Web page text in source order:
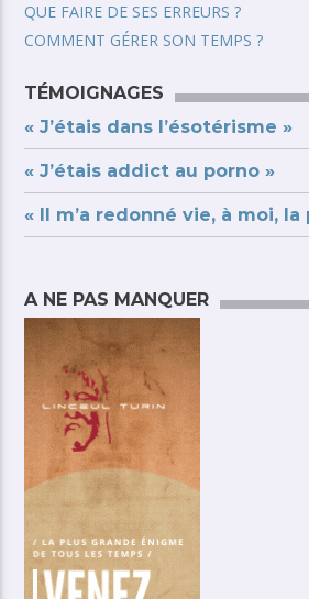
QUE FAIRE DE SES ERREURS ?
COMMENT GÉRER SON TEMPS ?
TÉMOIGNAGES
« J’étais dans l’ésotérisme »
« J’étais addict au porno »
« Il m’a redonné vie, à moi,
A NE PAS MANQUER